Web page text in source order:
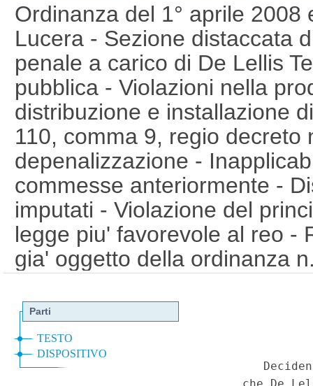
Ordinanza del 1° aprile 2008
Lucera - Sezione distaccata
penale a carico di De Lellis
pubblica - Violazioni nella
distribuzione e installazione
110, comma 9, regio
depenalizzazione -
commesse anteriormente -
imputati - Violazione del
legge piu' favorevole al reo -
gia' oggetto della ordinanza
comma 547. - Costituzione,
disposto con l'art. 2 del
- Disciplina dell'esercizio